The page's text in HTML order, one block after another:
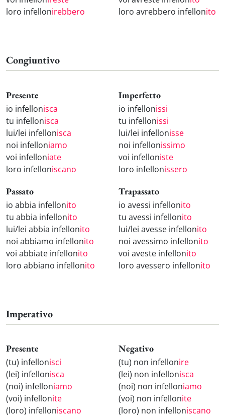
loro infellonirebbero
loro avrebbero infellonito
Congiuntivo
Presente
io infellonisca
tu infellonisca
lui/lei infellonisca
noi infelloniamo
voi infelloniate
loro infelloniscano
Imperfetto
io infellonissi
tu infellonissi
lui/lei infellonisse
noi infellonissimo
voi infelloniste
loro infellonissero
Passato
io abbia infellonito
tu abbia infellonito
lui/lei abbia infellonito
noi abbiamo infellonito
voi abbiate infellonito
loro abbiano infellonito
Trapassato
io avessi infellonito
tu avessi infellonito
lui/lei avesse infellonito
noi avessimo infellonito
voi aveste infellonito
loro avessero infellonito
Imperativo
Presente
(tu) infellonisci
(lei) infellonisca
(noi) infelloniamo
(voi) infellonite
(loro) infelloniscano
Negativo
(tu) non infellonire
(lei) non infellonisca
(noi) non infelloniamo
(voi) non infellonite
(loro) non infelloniscano